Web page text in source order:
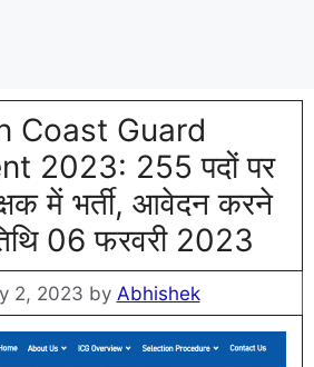
Coast Guard
2023: 255 पदों पर
में भर्ती, आवेदन करने
06 फरवरी 2023
2, 2023 by Abhishek